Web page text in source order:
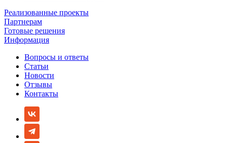
Реализованные проекты
Партнерам
Готовые решения
Информация
Вопросы и ответы
Статьи
Новости
Отзывы
Контакты